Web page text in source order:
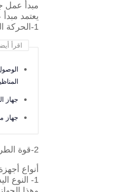
مبدأ عمل
يعتمد
1-الحركة الدورانية.
اقرأ
جهاز
جهاز
2-قوة الطرد المركزي.
أنواع
1- النوع اليدوي Manual Cent: